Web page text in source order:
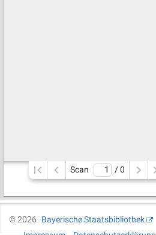
Scan / 0
©2026
Bayerische Staatsbibliothek